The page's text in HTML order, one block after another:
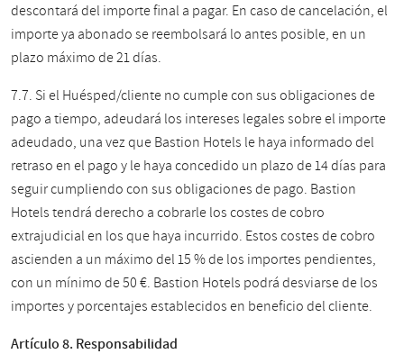
descontará del importe final a pagar. En caso de cancelación, el
importe ya abonado se reembolsará lo antes posible, en un
plazo máximo de 21 días.
7.7. Si el Huésped/cliente no cumple con sus obligaciones de
pago a tiempo, adeudará los intereses legales sobre el importe
adeudado, una vez que Bastion Hotels le haya informado del
retraso en el pago y le haya concedido un plazo de 14 días para
seguir cumpliendo con sus obligaciones de pago. Bastion
Hotels tendrá derecho a cobrarle los costes de cobro
extrajudicial en los que haya incurrido. Estos costes de cobro
ascienden a un máximo del 15 % de los importes pendientes,
con un mínimo de 50 €. Bastion Hotels podrá desviarse de los
importes y porcentajes establecidos en beneficio del cliente.
Artículo 8. Responsabilidad